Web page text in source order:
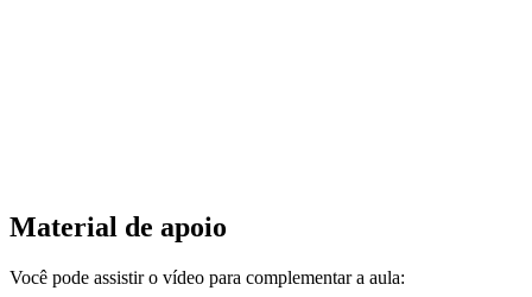
Material de apoio
Você pode assistir o vídeo para complementar a aula: